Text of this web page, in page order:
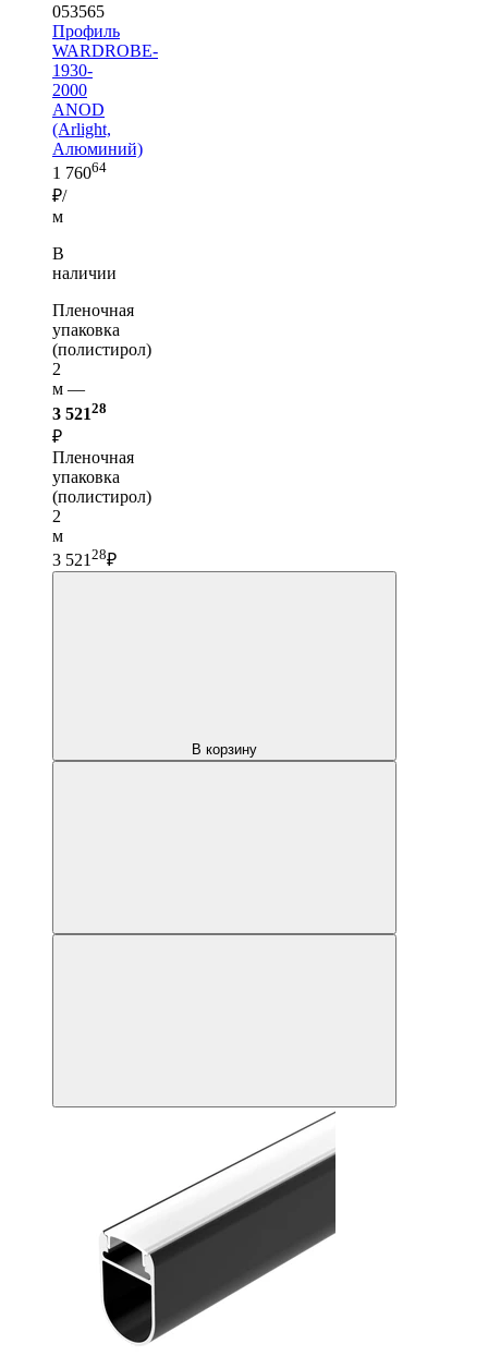
053565
Профиль
WARDROBE-
1930-
2000
ANOD
(Arlight,
Алюминий)
1 76064
₽/
м
В
наличии
Пленочная
упаковка
(полистирол)
2
м —
3 52128
₽
Пленочная
упаковка
(полистирол)
2
м
3 521 28₽
В корзину